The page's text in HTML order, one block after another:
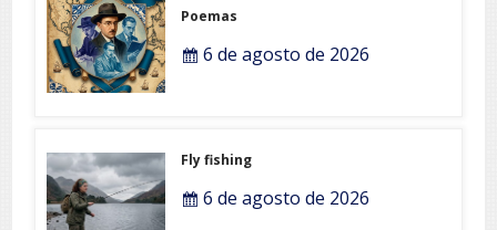
Poemas
6 de agosto de 2026
Fly fishing
6 de agosto de 2026